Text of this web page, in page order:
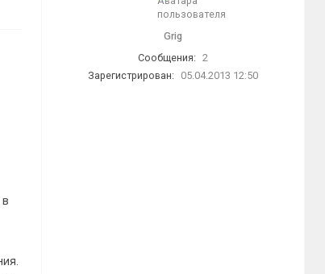
Grig
Сообщения: 2
Зарегистрирован:
05.04.2013 12:50
в